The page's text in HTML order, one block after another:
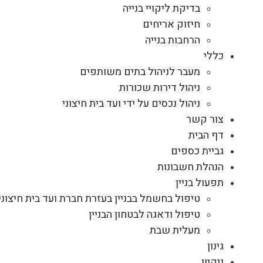
בדיקת ליקויי בנייה
חיזוק אריחים
הרחבות בנייה
כללי
מעבר לניהול בתים משותפים
ניהול דירות שכורות
ניהול נכסים על ידי ועד בית חיצוני
צור קשר
דף הבית
גביית כספים
הנהלת חשבונות
תפעול בניין
טיפול בחשמל בבניין בעזרת חברת ועד בית
טיפול ודאגה לבטחון הבניין
מעלית שבת
גינון